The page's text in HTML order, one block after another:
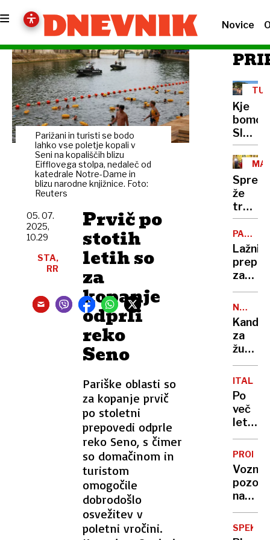
Novice
Parižani in turisti se bodo
lahko vse poletje kopali v
Seni na kopališčih blizu
Eifflovega stolpa, nedaleč od
katedrale Notre-Dame in
blizu narodne knjižnice. Foto:
Reuters
Prvič po
stotih
letih so
za
kopanje
odprli
reko
Seno
Pariške oblasti so
za kopanje prvič
po stoletni
prepovedi odprle
reko Seno, s čimer
so domačinom in
turistom
omogočile
dobrodošlo
osvežitev v
poletni vročini.
05. 07.
2025,
10.29
STA,
RR
Kje
bomo
letos
in
kakšne
so
cene?
že
tretja
“Slekel
si je
in mi
PALMA
DE
Lažni
zaradi
požara
na
letalu:
Ljudje
skakali
s
kril,
18
NEW
YORK
za
župana
jedel
riž z
roko,
»Moji
psi
so
bolj
ITALIJA
Po
več
letih
v
gozdu
odkrili
dečka,
ki
pozor,
na
cestah
zastoji